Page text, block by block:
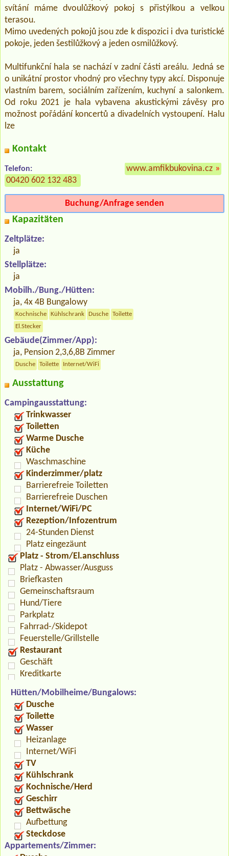
svítání máme dvoulůžkový pokoj s přistýlkou a velkou
terasou.
Mimo uvedených pokojů jsou zde k dispozici i dva turistické
pokoje, jeden šestilůžkový a jeden osmilůžkový.
Multifunkční hala se nachází v zadní části areálu. Jedná se
o unikátní prostor vhodný pro všechny typy akcí. Disponuje
vlastním barem, sociálním zařízením, kuchyní a salonkem.
Od roku 2021 je hala vybavena akustickými závěsy pro
možnost pořádání koncertů a divadelních vystoupení. Halu
lze
Kontakt
Telefon:
00420 602 132 483
www.amfikbukovina.cz »
Buchung/Anfrage senden
Kapazitäten
Zeltplätze:
ja
Stellplätze:
ja
Mobilh./Bung./Hütten:
ja, 4x 4B Bungalowy
Kochnische Kühlschrank Dusche
Toilette
El.Stecker
Gebäude(Zimmer/App):
ja, Pension 2,3,6,8B Zimmer
Dusche Toilette Internet/WiFi
Ausstattung
Campingausstattung:
Trinkwasser
Toiletten
Warme Dusche
Küche
Waschmaschine
Kinderzimmer/platz
Barrierefreie Toiletten
Barrierefreie Duschen
Internet/WiFi/PC
Rezeption/Infozentrum
24-Stunden Dienst
Platz eingezäunt
Platz - Strom/El.anschluss
Platz - Abwasser/Ausguss
Briefkasten
Gemeinschaftsraum
Hund/Tiere
Parkplatz
Fahrrad-/Skidepot
Feuerstelle/Grillstelle
Restaurant
Geschäft
Kreditkarte
Hütten/Mobilheime/Bungalows:
Dusche
Toilette
Wasser
Heizanlage
Internet/WiFi
TV
Kühlschrank
Kochnische/Herd
Geschirr
Bettwäsche
Aufbettung
Steckdose
Appartements/Zimmer: